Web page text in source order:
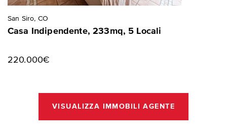
San Siro, CO
Casa Indipendente, 233mq, 5 Locali
220.000€
VISUALIZZA IMMOBILI AGENTE